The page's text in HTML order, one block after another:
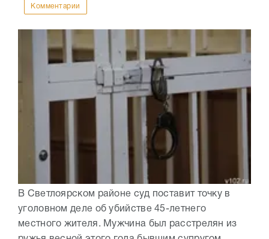
Комментарии
В Светлоярском районе суд поставит точку в
уголовном деле об убийстве 45-летнего
местного жителя. Мужчина был расстрелян из